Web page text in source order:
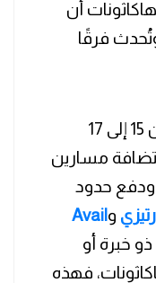
أن
فرقًا
، من 15 إلى 17
مسارين
ودفع حدود
وAvail
خبرة أو
فهذه